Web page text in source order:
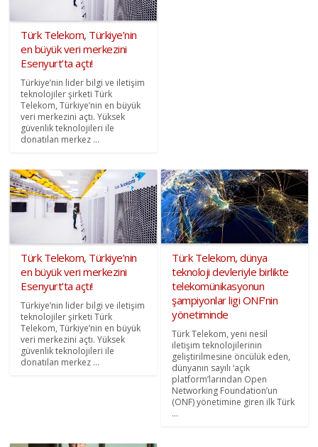
Türk Telekom, Türkiye’nin
en büyük veri merkezini
Esenyurt’ta açtı!
Türkiye’nin lider bilgi ve iletişim
teknolojiler şirketi Türk
Telekom, Türkiye’nin en büyük
veri merkezini açtı. Yüksek
güvenlik teknolojileri ile
donatılan merkez ...
Türk Telekom, Türkiye’nin
en büyük veri merkezini
Esenyurt’ta açtı!
Türkiye’nin lider bilgi ve iletişim
teknolojiler şirketi Türk
Telekom, Türkiye’nin en büyük
veri merkezini açtı. Yüksek
güvenlik teknolojileri ile
donatılan merkez ...
Türk Telekom, dünya
teknoloji devleriyle birlikte
telekomünikasyonun
şampiyonlar ligi ONF’nin
yönetiminde
Türk Telekom, yeni nesil
iletişim teknolojilerinin
geliştirilmesine öncülük eden,
dünyanın sayılı ‘açık
platform’larından Open
Networking Foundation’un
(ONF) yönetimine giren ilk Türk
...